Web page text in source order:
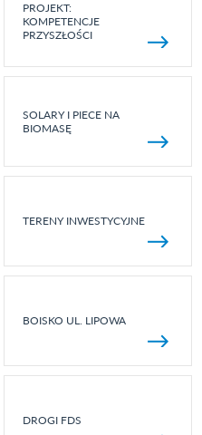
PROJEKT:
KOMPETENCJE
PRZYSZŁOŚCI
SOLARY I PIECE NA
BIOMASĘ
TERENY INWESTYCYJNE
BOISKO UL. LIPOWA
DROGI FDS